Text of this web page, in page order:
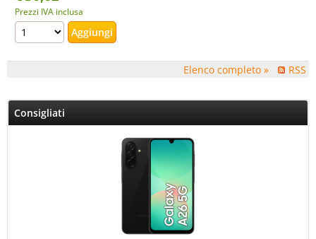
Prezzi IVA inclusa
Elenco completo » RSS
Consigliati